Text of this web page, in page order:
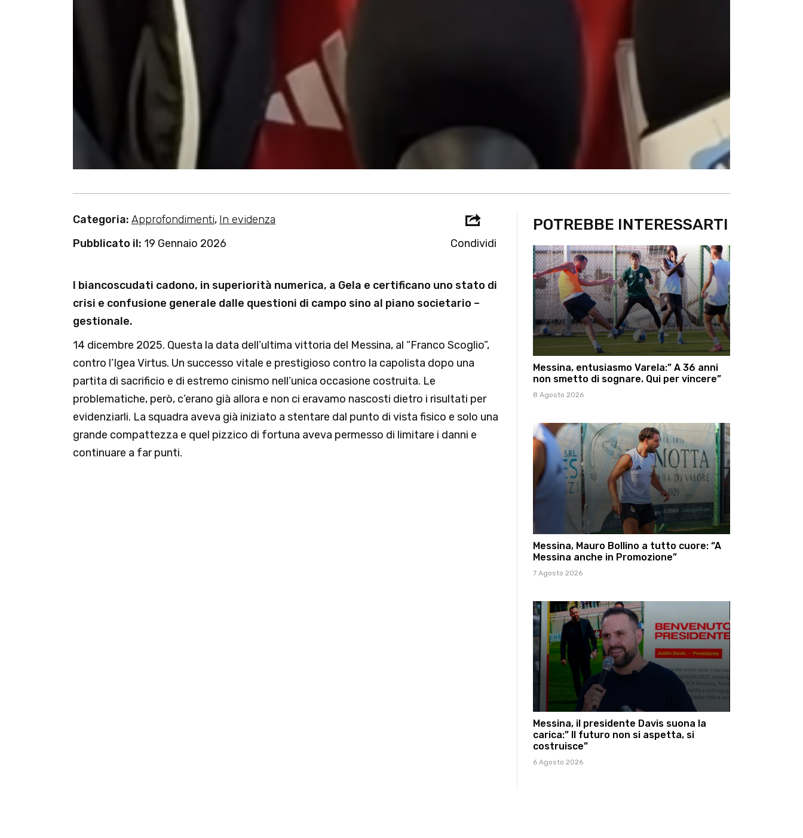
Categoria: Approfondimenti, In evidenza
Pubblicato il: 19 Gennaio 2026 Condividi
I biancoscudati cadono, in superiorità numerica, a Gela e certificano uno stato di
crisi e confusione generale dalle questioni di campo sino al piano societario –
gestionale.
14 dicembre 2025. Questa la data dell’ultima vittoria del Messina, al “Franco Scoglio”,
contro l’Igea Virtus. Un successo vitale e prestigioso contro la capolista dopo una
partita di sacrificio e di estremo cinismo nell’unica occasione costruita. Le
problematiche, però, c’erano già allora e non ci eravamo nascosti dietro i risultati per
evidenziarli. La squadra aveva già iniziato a stentare dal punto di vista fisico e solo una
grande compattezza e quel pizzico di fortuna aveva permesso di limitare i danni e
continuare a far punti.
POTREBBE INTERESSARTI
Messina, entusiasmo Varela:” A 36 anni
non smetto di sognare. Qui per vincere”
8 Agosto 2026
Messina, Mauro Bollino a tutto cuore: “A
Messina anche in Promozione”
7 Agosto 2026
Messina, il presidente Davis suona la
carica:” Il futuro non si aspetta, si
costruisce”
6 Agosto 2026